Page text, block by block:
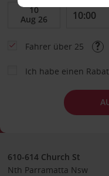
Fahrer über 25
Ich habe einen
610-614 Church St
Nth Parramatta Nsw